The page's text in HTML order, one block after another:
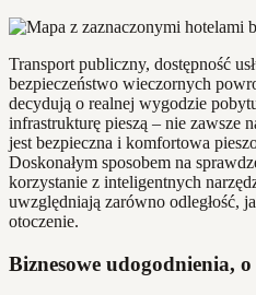
Transport publiczny, dostępność
bezpieczeństwo wieczornych
decydują o realnej wygodzie
infrastrukturę pieszą – nie zawsze
jest bezpieczna i komfortowa
Doskonałym sposobem na
korzystanie z inteligentnych
uwzględniają zarówno odległość,
otoczenie.
Biznesowe udogodnienia,